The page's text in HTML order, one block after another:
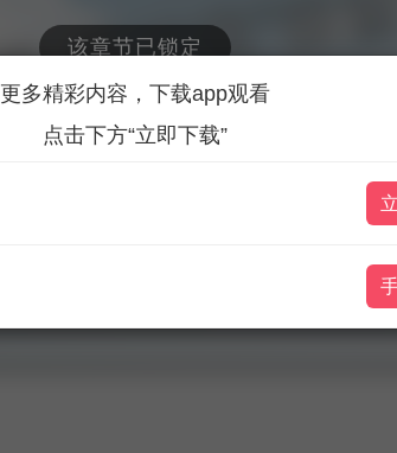
该章节已锁定
更多精彩内容，下载app观看
点击下方“立即下载”